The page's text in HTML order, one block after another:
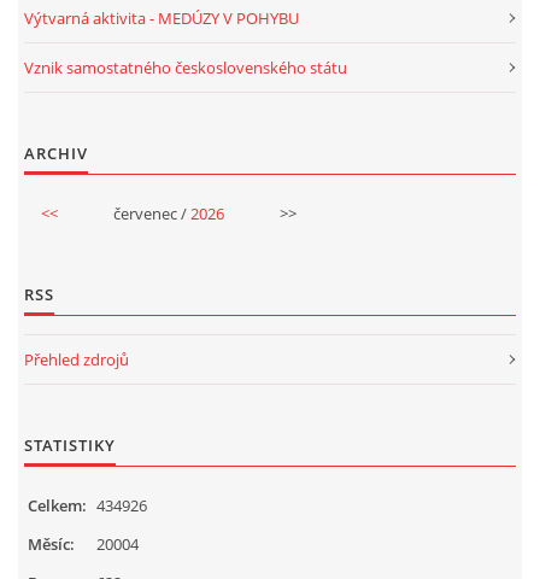
SENZORY PLAY
POLYTECHNICKÉ ČINNOSTI
MOTIVAČNÍ CITÁTY PRO UČITELE
Výtvarná aktivita - MEDÚZY V POHYBU
Vznik samostatného československého státu
ARCHIV
<< červenec /2026 >>
RSS
Přehled zdrojů
STATISTIKY
Celkem: 434926
Měsíc:
20004